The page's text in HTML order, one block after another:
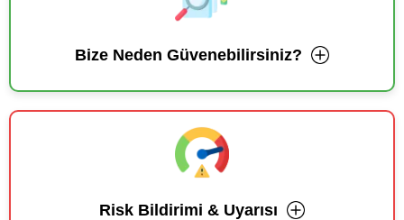
Bize Neden Güvenebilirsiniz?
Risk Bildirimi & Uyarısı